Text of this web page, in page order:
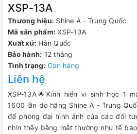
XSP-13A
Thương hiệu: Shine A - Trung Quốc
Mã sản phẩm: XSP-13A
Xuất xứ: Hàn Quốc
Bảo hành: 12 tháng
Tình trạng: Còn hàng
Liên hệ
XSP-13A🌟Kính hiển vi sinh học 1
1600 lần do hãng Shine A - Trung
để phóng đại hình ảnh của các đối
nhìn thấy bằng mắt thường như tế